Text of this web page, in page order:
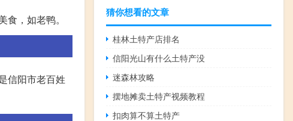
，如老鸭。
信阳市老百姓
猜你想看的文章
桂林土特产店排名
信阳光山有什么土特产没
迷森林攻略
摆地摊卖土特产视频教程
扣肉算不算土特产